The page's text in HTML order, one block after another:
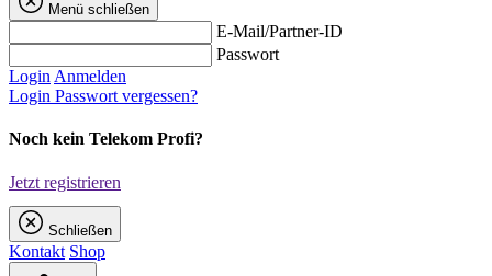
Menü schließen
E-Mail/Partner-ID
Passwort
Login Anmelden
Login Passwort vergessen?
Noch kein Telekom Profi?
Jetzt registrieren
Schließen
Kontakt Shop